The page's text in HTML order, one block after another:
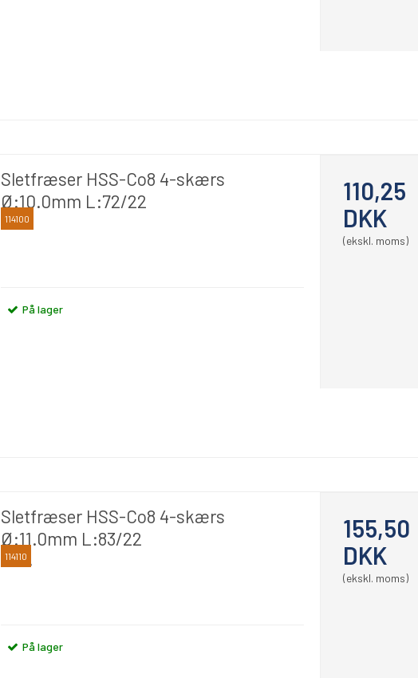
Sletfræser HSS-Co8 4-skærs
Ø:10.0mm L:72/22
OSAWA
114100
På lager
110,25
DKK
(ekskl. moms)
Sletfræser HSS-Co8 4-skærs
Ø:11.0mm L:83/22
OSAWA
114110
På lager
155,50
DKK
(ekskl. moms)